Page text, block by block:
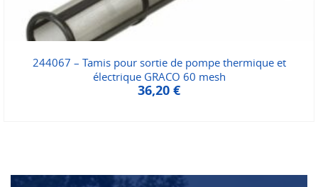
244067 – Tamis pour sortie de pompe thermique et
électrique GRACO 60 mesh
36,20 €